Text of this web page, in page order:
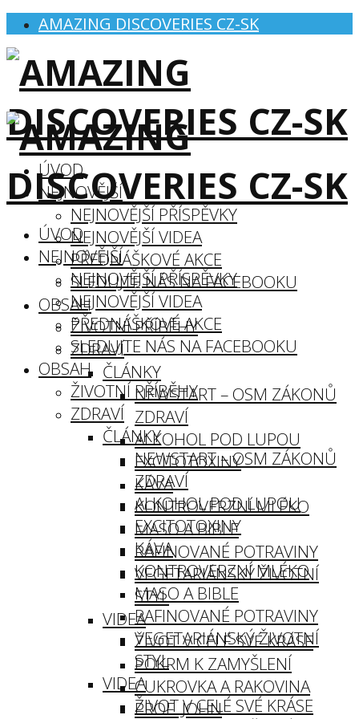
AMAZING DISCOVERIES CZ-SK
ÚVOD
NEJNOVĚJŠÍ
NEJNOVĚJŠÍ PŘÍSPĚVKY
NEJNOVĚJŠÍ VIDEA
PŘEDNÁŠKOVÉ AKCE
SLEDUJTE NÁS NA FACEBOOKU
OBSAH
ŽIVOTNÍ PŘÍBĚHY
ZDRAVÍ
ČLÁNKY
NEWSTART – OSM ZÁKONŮ
ZDRAVÍ
ALKOHOL POD LUPOU
EXCITOTOXINY
KÁVA
KONTROVERZNÍ MLÉKO
MASO A BIBLE
RAFINOVANÉ POTRAVINY
VEGETARIÁNSKÝ ŽIVOTNÍ
STYL
VIDEA
ŽIVOT V CELÉ SVÉ KRÁSE
POKRM K ZAMYŠLENÍ
CUKROVKA A RAKOVINA
PROF. JOHN
ÚVOD
NEJNOVĚJŠÍ
NEJNOVĚJŠÍ PŘÍSPĚVKY
NEJNOVĚJŠÍ VIDEA
PŘEDNÁŠKOVÉ AKCE
SLEDUJTE NÁS NA FACEBOOKU
OBSAH
ŽIVOTNÍ PŘÍBĚHY
ZDRAVÍ
ČLÁNKY
NEWSTART – OSM ZÁKONŮ
ZDRAVÍ
ALKOHOL POD LUPOU
EXCITOTOXINY
KÁVA
KONTROVERZNÍ MLÉKO
MASO A BIBLE
RAFINOVANÉ POTRAVINY
VEGETARIÁNSKÝ ŽIVOTNÍ
STYL
VIDEA
ŽIVOT V CELÉ SVÉ KRÁSE